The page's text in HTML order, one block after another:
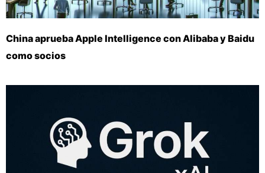
China aprueba Apple Intelligence con Alibaba y Baidu
como socios